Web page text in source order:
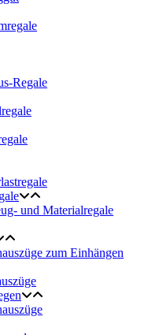
Regale
und Materialregale
zum Einhängen